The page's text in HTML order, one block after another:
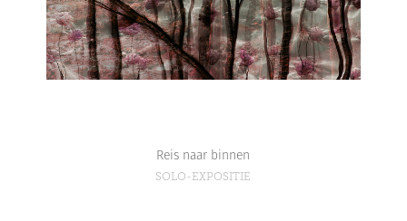
Reis naar binnen
SOLO-EXPOSITIE